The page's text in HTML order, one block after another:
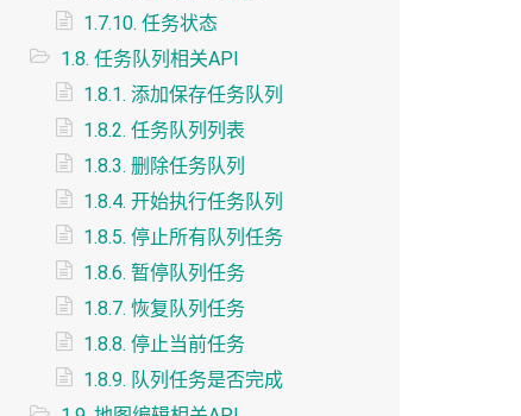
1.7.10. 任务状态
1.8. 任务队列相关API
1.8.1. 添加保存任务队列
1.8.2. 任务队列列表
1.8.3. 删除任务队列
1.8.4. 开始执行任务队列
1.8.5. 停止所有队列任务
1.8.6. 暂停队列任务
1.8.7. 恢复队列任务
1.8.8. 停止当前任务
1.8.9. 队列任务是否完成